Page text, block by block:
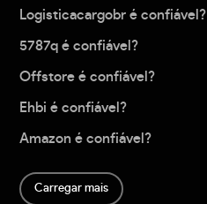
Logisticacargobr é confiável?
5787q é confiável?
Offstore é confiável?
Ehbi é confiável?
Amazon é confiável?
Carregar mais